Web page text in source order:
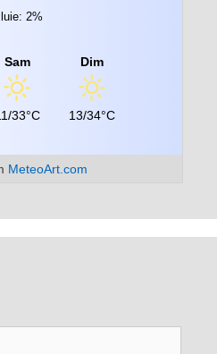
2%
Sam
33°C
Dim
13/34°C
MeteoArt.com